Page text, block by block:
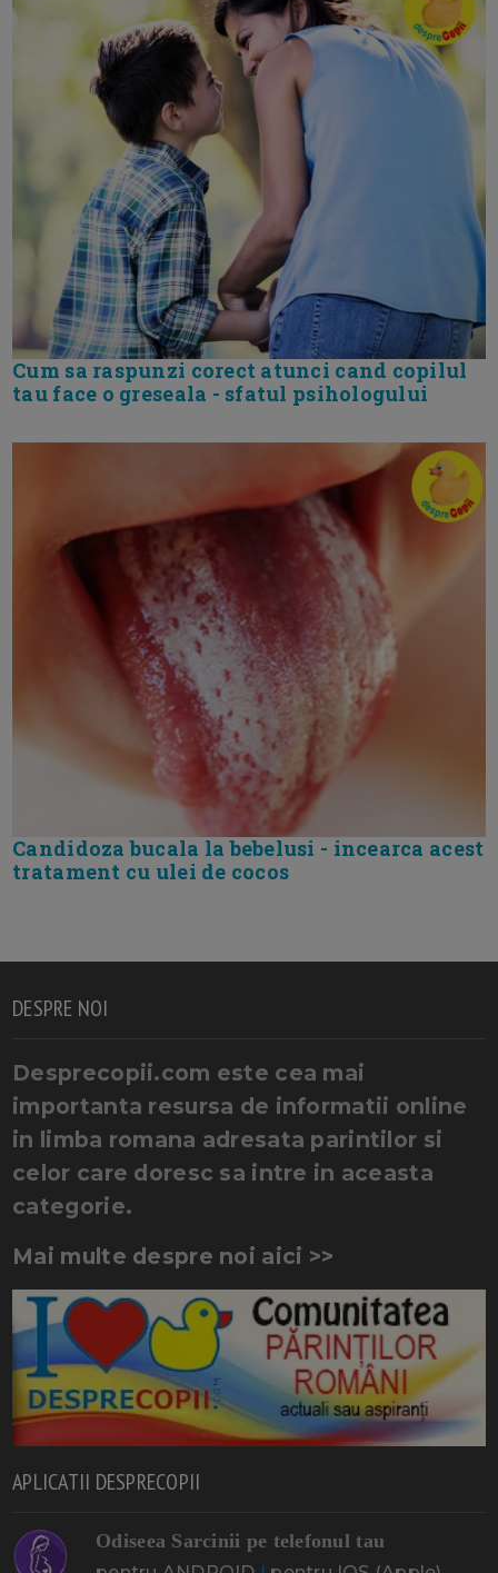
Cum sa raspunzi corect atunci cand copilul
tau face o greseala - sfatul psihologului
Candidoza bucala la bebelusi - incearca acest
tratament cu ulei de cocos
DESPRE NOI
Desprecopii.com este cea mai
importanta resursa de informatii online
in limba romana adresata parintilor si
celor care doresc sa intre in aceasta
categorie.
Mai multe despre noi aici >>
APLICATII DESPRECOPII
Odiseea Sarcinii pe telefonul tau